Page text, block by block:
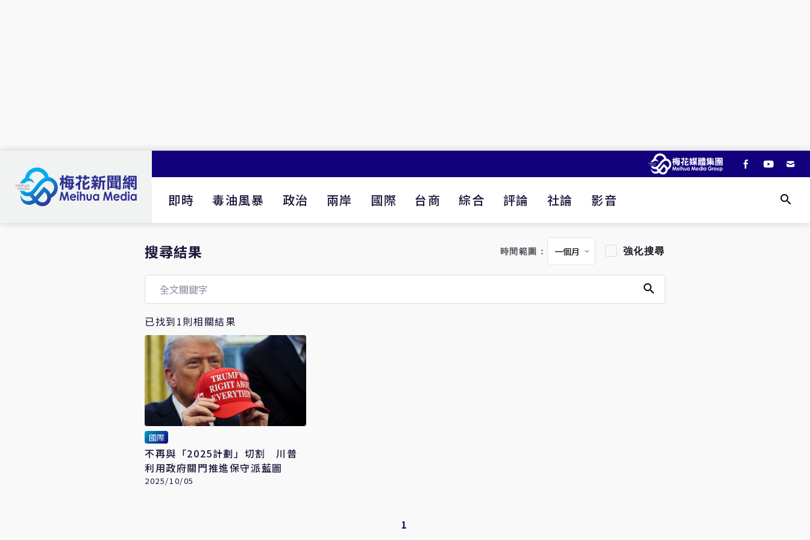
即時 毒油風暴 政治 兩岸 國際 台商 綜合 評論 社論 影音
搜尋結果 時間範圍： 強化搜尋
已找到1則相關結果
國際
不再與「2025計劃」切割 川普
利用政府關門推進保守派藍圖
2025/10/05
1